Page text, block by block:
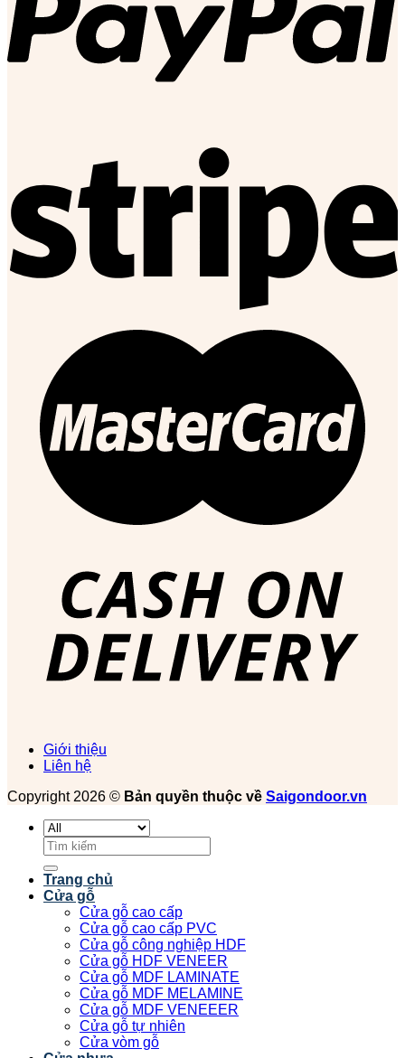
Giới thiệu
Liên hệ
Copyright 2026 © Bản quyền thuộc về Saigondoor.vn
Tìm
kiếm:
Trang chủ
Cửa gỗ
Cửa gỗ cao cấp
Cửa gỗ cao cấp PVC
Cửa gỗ công nghiệp HDF
Cửa gỗ HDF VENEER
Cửa gỗ MDF LAMINATE
Cửa gỗ MDF MELAMINE
Cửa gỗ MDF VENEEER
Cửa gỗ tự nhiên
Cửa vòm gỗ